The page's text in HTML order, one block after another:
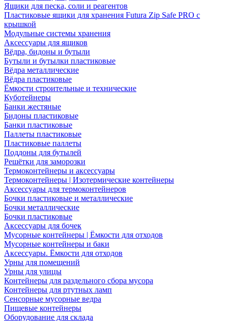
Ящики для песка, соли и реагентов
Пластиковые ящики для хранения Futura Zip Safe PRO с
крышкой
Модульные системы хранения
Аксессуары для ящиков
Вёдра, бидоны и бутыли
Бутыли и бутылки пластиковые
Вёдра металлические
Вёдра пластиковые
Ёмкости строительные и технические
Куботейнеры
Банки жестяные
Бидоны пластиковые
Банки пластиковые
Паллеты пластиковые
Пластиковые паллеты
Поддоны для бутылей
Решётки для заморозки
Термоконтейнеры и аксессуары
Термоконтейнеры | Изотермические контейнеры
Аксессуары для термоконтейнеров
Бочки пластиковые и металлические
Бочки металлические
Бочки пластиковые
Аксессуары для бочек
Мусорные контейнеры | Ёмкости для отходов
Мусорные контейнеры и баки
Аксессуары. Ёмкости для отходов
Урны для помещений
Урны для улицы
Контейнеры для раздельного сбора мусора
Контейнеры для ртутных ламп
Сенсорные мусорные ведра
Пищевые контейнеры
Оборудование для склада